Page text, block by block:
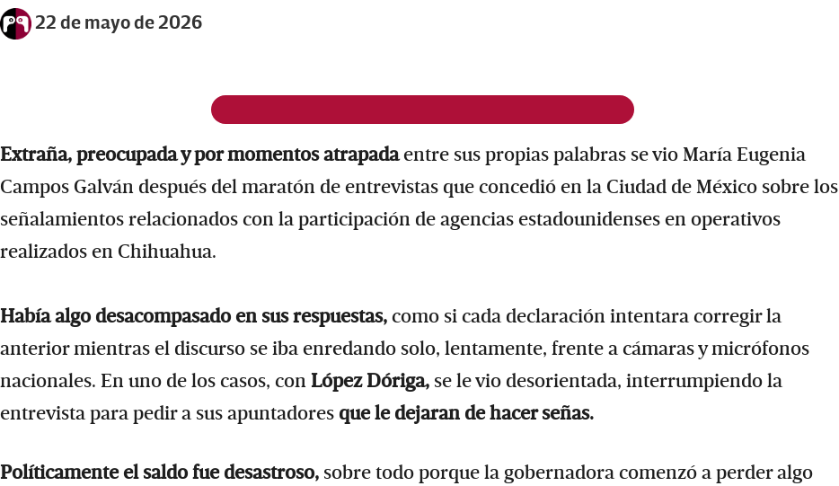
22 de mayo de 2026
Extraña, preocupada y por momentos atrapadaentre sus propias palabras se vio María Eugenia
Campos Galván después del maratón de entrevistas que concedió en la Ciudad de México sobre los
señalamientos relacionados con la participación de agencias estadounidenses en operativos
realizados en Chihuahua.
Había algo desacompasado en sus respuestas,como si cada declaración intentara corregir la
anterior mientras el discurso se iba enredando solo, lentamente, frente a cámaras y micrófonos
nacionales. En uno de los casos, con López Dóriga, se le vio desorientada, interrumpiendo la
entrevista para pedir a sus apuntadores que le dejaran de hacer señas.
Políticamente el saldo fue desastroso, sobre todo porque la gobernadora comenzó a perder algo